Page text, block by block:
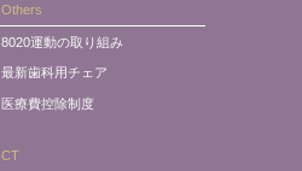
Others
8020運動の取り組み
最新歯科用チェア
医療費控除制度
CT